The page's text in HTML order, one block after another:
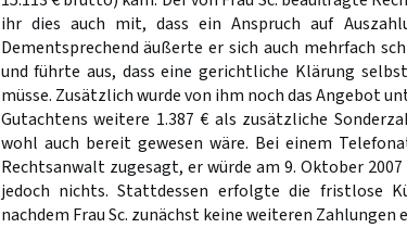
ihr dies auch mit, dass ein Anspruch auf
Dementsprechend äußerte er sich auch mehrfach
und führte aus, dass eine gerichtliche Klärung
müsse. Zusätzlich wurde von ihm noch das Angebot
Gutachtens weitere 1.387 € als zusätzliche
wohl auch bereit gewesen wäre. Bei einem
Rechtsanwalt zugesagt, er würde am 9. Oktober
jedoch nichts. Stattdessen erfolgte die fristlose
nachdem Frau Sc. zunächst keine weiteren